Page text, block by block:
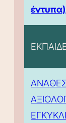
έντυπα)